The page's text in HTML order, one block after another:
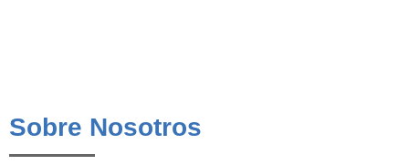
Sobre Nosotros